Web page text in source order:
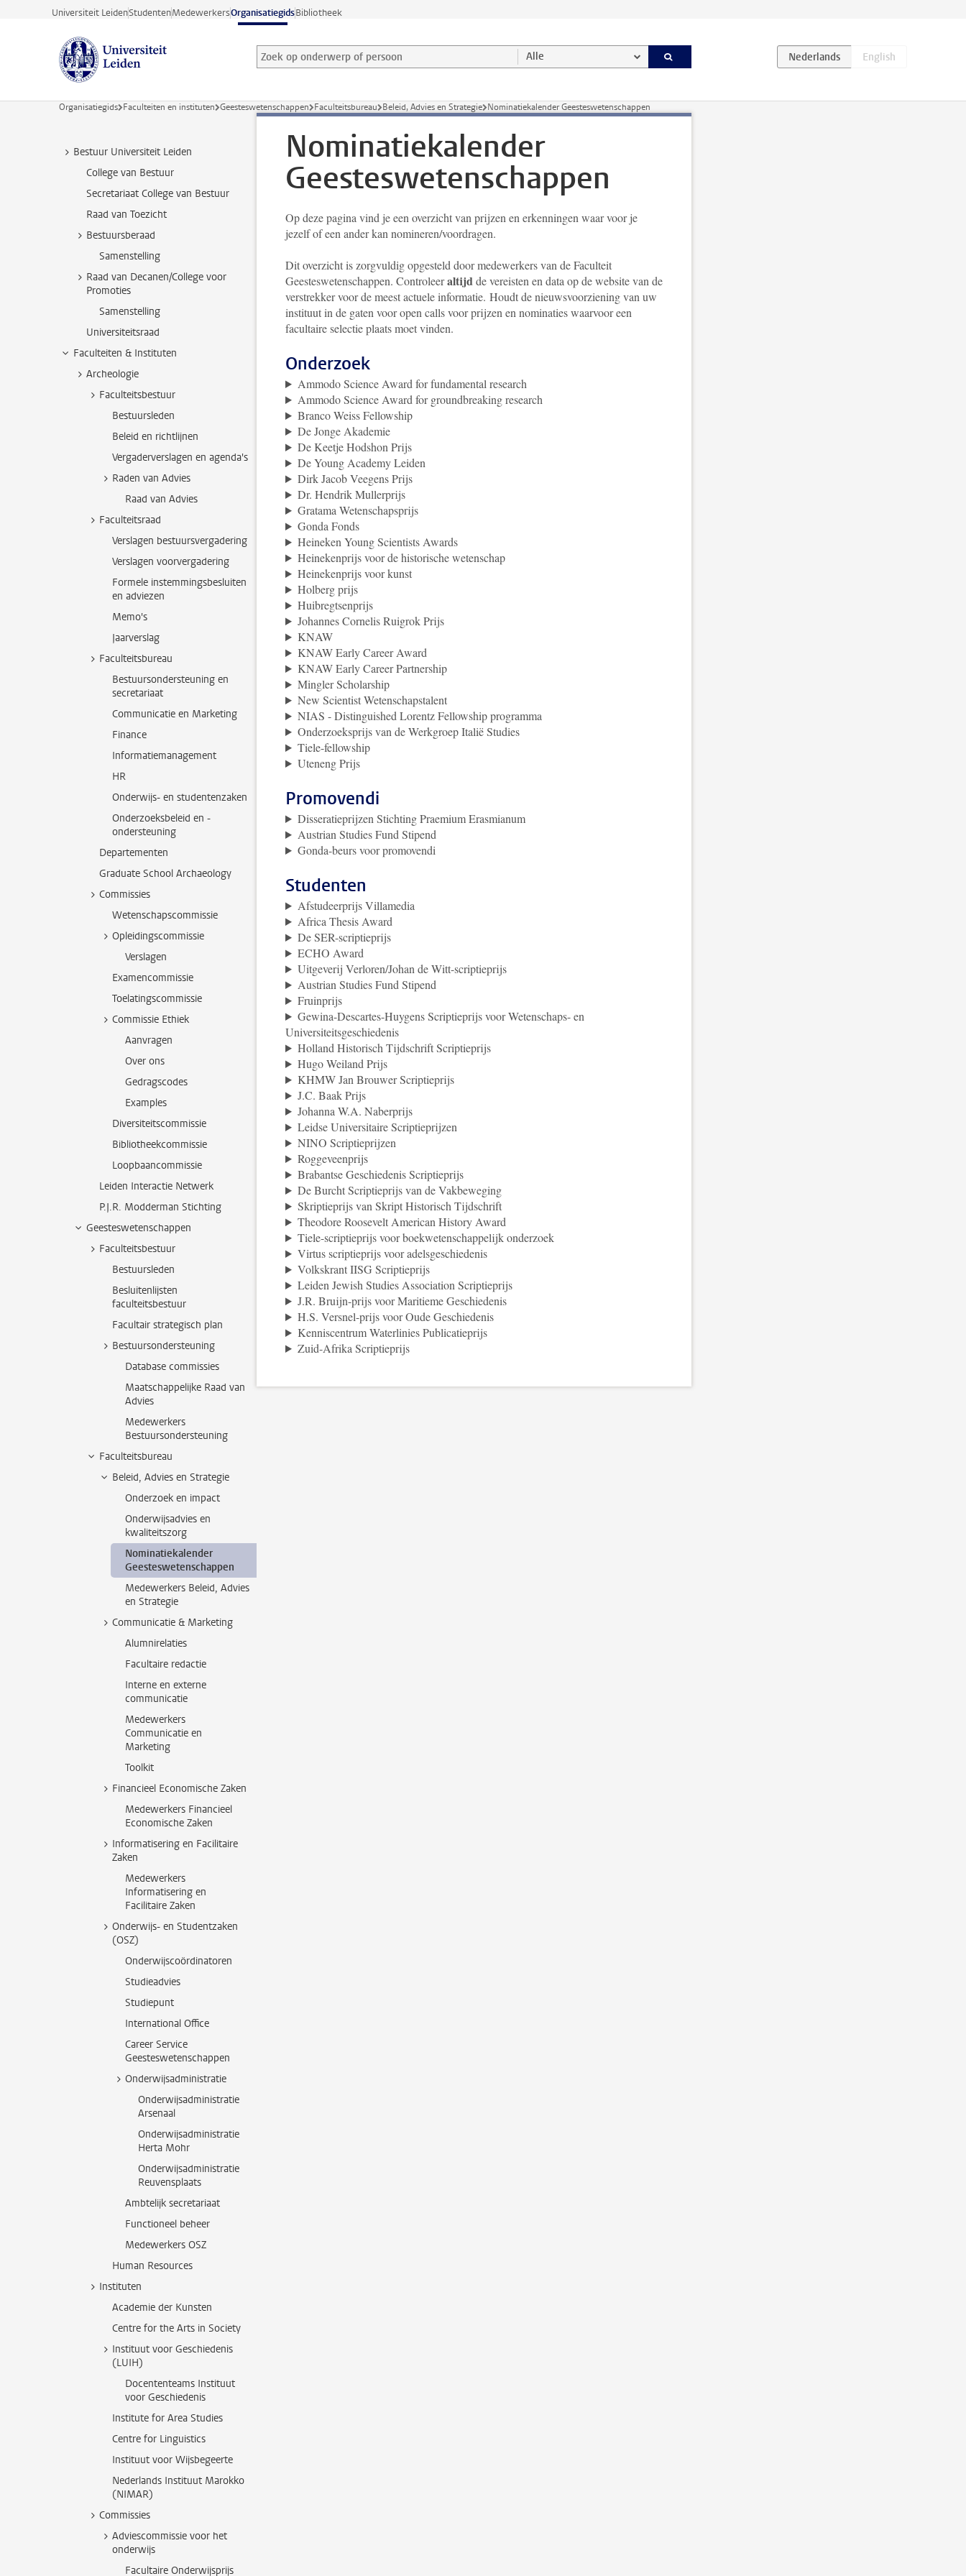
Ga direct naar de inhoud
Universiteit LeidenStudentenMedewerkersOrganisatiegidsBibliotheek
Zoek op onderwerp of persoon en selecteer categorie
Zoekterm Alle
Organisatiegids Faculteiten en instituten Geesteswetenschappen Faculteitsbureau Beleid, Advies en Strategie Nominatiekalender Geesteswetenschappen
Bestuur Universiteit Leiden
College van Bestuur
Secretariaat College van Bestuur
Raad van Toezicht
Bestuursberaad
Samenstelling
Raad van Decanen/College voor
Promoties
Samenstelling
Universiteitsraad
Faculteiten & Instituten
Archeologie
Faculteitsbestuur
Bestuursleden
Beleid en richtlijnen
Vergaderverslagen en agenda's
Raden van Advies
Raad van Advies
Faculteitsraad
Verslagen bestuursvergadering
Verslagen voorvergadering
Formele instemmingsbesluiten
en adviezen
Memo's
Jaarverslag
Faculteitsbureau
Bestuursondersteuning en
secretariaat
Communicatie en Marketing
Finance
Informatiemanagement
HR
Onderwijs- en studentenzaken
Onderzoeksbeleid en -
ondersteuning
Departementen
Graduate School Archaeology
Commissies
Wetenschapscommissie
Opleidingscommissie
Verslagen
Examencommissie
Toelatingscommissie
Commissie Ethiek
Aanvragen
Over ons
Gedragscodes
Examples
Diversiteitscommissie
Bibliotheekcommissie
Loopbaancommissie
Leiden Interactie Netwerk
P.J.R. Modderman Stichting
Geesteswetenschappen
Faculteitsbestuur
Bestuursleden
Besluitenlijsten
faculteitsbestuur
Facultair strategisch plan
Bestuursondersteuning
Database commissies
Maatschappelijke Raad van
Advies
Medewerkers
Bestuursondersteuning
Faculteitsbureau
Beleid, Advies en Strategie
Onderzoek en impact
Onderwijsadvies en
kwaliteitszorg
Nominatiekalender
Geesteswetenschappen
Medewerkers Beleid, Advies
en Strategie
Communicatie & Marketing
Alumnirelaties
Facultaire redactie
Interne en externe
communicatie
Medewerkers
Communicatie en
Marketing
Toolkit
Financieel Economische Zaken
Medewerkers Financieel
Economische Zaken
Informatisering en Facilitaire
Zaken
Medewerkers
Informatisering en
Facilitaire Zaken
Onderwijs- en Studentzaken
(OSZ)
Onderwijscoördinatoren
Studieadvies
Studiepunt
International Office
Career Service
Geesteswetenschappen
Onderwijsadministratie
Onderwijsadministratie
Arsenaal
Onderwijsadministratie
Herta Mohr
Onderwijsadministratie
Reuvensplaats
Ambtelijk secretariaat
Functioneel beheer
Medewerkers OSZ
Human Resources
Instituten
Academie der Kunsten
Centre for the Arts in Society
Instituut voor Geschiedenis
(LUIH)
Docententeams Instituut
voor Geschiedenis
Institute for Area Studies
Centre for Linguistics
Instituut voor Wijsbegeerte
Nederlands Instituut Marokko
(NIMAR)
Commissies
Adviescommissie voor het
onderwijs
Facultaire Onderwijsprijs
Nominatiekalender
Geesteswetenschappen
Op deze pagina vind je een overzicht van prijzen en erkenningen waar voor je
jezelf of een ander kan nomineren/voordragen.
Dit overzicht is zorgvuldig opgesteld door medewerkers van de Faculteit
Geesteswetenschappen. Controleeraltijdde vereisten en data op de website van de
verstrekker voor de meest actuele informatie. Houdt de nieuwsvoorziening van uw
instituut in de gaten voor open calls voor prijzen en nominaties waarvoor een
facultaire selectie plaats moet vinden.
Onderzoek
Ammodo Science Award for fundamental research
Ammodo Science Award for groundbreaking research
Branco Weiss Fellowship
De Jonge Akademie
De Keetje Hodshon Prijs
De Young Academy Leiden
Dirk Jacob Veegens Prijs
Dr. Hendrik Mullerprijs
Gratama Wetenschapsprijs
Gonda Fonds
Heineken Young Scientists Awards
Heinekenprijs voor de historische wetenschap
Heinekenprijs voor kunst
Holberg prijs
Huibregtsenprijs
Johannes Cornelis Ruigrok Prijs
KNAW
KNAW Early Career Award
KNAW Early Career Partnership
Mingler Scholarship
New Scientist Wetenschapstalent
NIAS - Distinguished Lorentz Fellowship programma
Onderzoeksprijs van de Werkgroep Italië Studies
Tiele-fellowship
Uteneng Prijs
Promovendi
Disseratieprijzen Stichting Praemium Erasmianum
Austrian Studies Fund Stipend
Gonda-beurs voor promovendi
Studenten
Afstudeerprijs Villamedia
Africa Thesis Award
De SER-scriptieprijs
ECHO Award
Uitgeverij Verloren/Johan de Witt-scriptieprijs
Austrian Studies Fund Stipend
Fruinprijs
Gewina-Descartes-Huygens Scriptieprijs voor Wetenschaps- en
Universiteitsgeschiedenis
Holland Historisch Tijdschrift Scriptieprijs
Hugo Weiland Prijs
KHMW Jan Brouwer Scriptieprijs
J.C. Baak Prijs
Johanna W.A. Naberprijs
Leidse Universitaire Scriptieprijzen
NINO Scriptieprijzen
Roggeveenprijs
Brabantse Geschiedenis Scriptieprijs
De Burcht Scriptieprijs van de Vakbeweging
Skriptieprijs van Skript Historisch Tijdschrift
Theodore Roosevelt American History Award
Tiele-scriptieprijs voor boekwetenschappelijk onderzoek
Virtus scriptieprijs voor adelsgeschiedenis
Volkskrant IISG Scriptieprijs
Leiden Jewish Studies Association Scriptieprijs
J.R. Bruijn-prijs voor Maritieme Geschiedenis
H.S. Versnel-prijs voor Oude Geschiedenis
Kenniscentrum Waterlinies Publicatieprijs
Zuid-Afrika Scriptieprijs